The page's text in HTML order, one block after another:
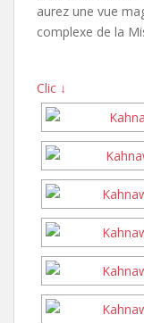
aurez une vue
complexe de la
Clic ↓